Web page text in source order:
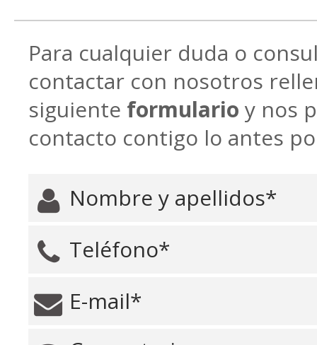
Para cualquier duda o
contactar con nosotros
siguiente formulario y nos
contacto contigo lo antes